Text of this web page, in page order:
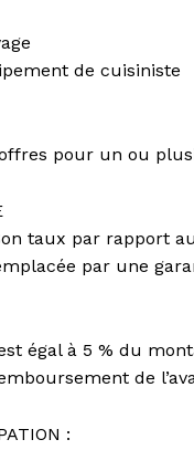
de cuisiniste
pour un ou
taux par rapport
par une
égal à 5 % du
de
: